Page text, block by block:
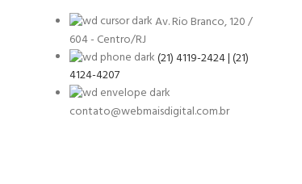
Av. Rio Branco, 120 /
604 - Centro/RJ
(21) 4119-2424 | (21)
4124-4207
contato@webmaisdigital.com.br